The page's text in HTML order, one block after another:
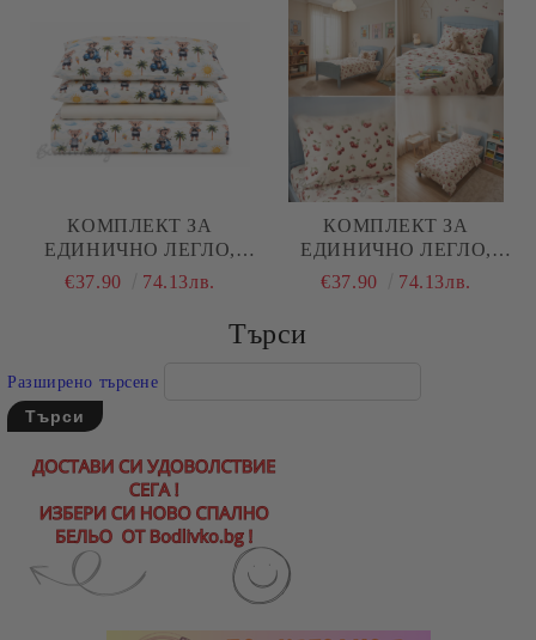
КОМПЛЕКТ ЗА
ЕДИНИЧНО ЛЕГЛО,
КОАЛА С ПАЛИ, 100%
(ПОПЛИН), 3 ЧАСТИ
€37.90 74.13лв.
КОМПЛЕКТ ЗА
ЕДИНИЧНО ЛЕГЛО,
ЧЕРЕШИ, 100%
€37.90 74.13лв.
Търси
Разширено търсене